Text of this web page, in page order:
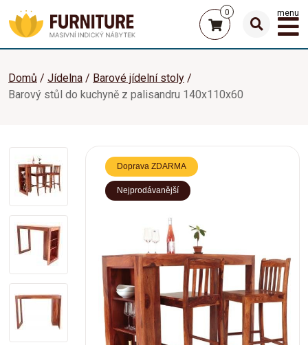
0 menu
Domů Jídelna
Barové jídelní stoly
Barový stůl do kuchyně z palisandru 140x110x60
Doprava ZDARMA
Nejprodávanější